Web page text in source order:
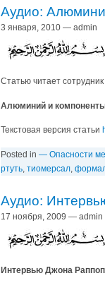
Аудио:
3 января, 2010 — admin
Статью читает сотрудник
Алюминий и
Текстовая версия статьи
Posted in — Опасности
ртуть тиомерсал
Аудио:
17 ноября, 2009 — admin
Интервью Джона